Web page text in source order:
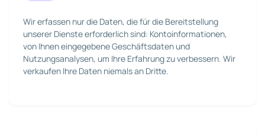
Wir erfassen nur die Daten, die für die Bereitstellung
unserer Dienste erforderlich sind: Kontoinformationen,
von Ihnen eingegebene Geschäftsdaten und
Nutzungsanalysen, um Ihre Erfahrung zu verbessern. Wir
verkaufen Ihre Daten niemals an Dritte.